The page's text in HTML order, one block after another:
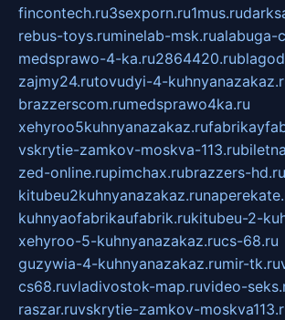
fincontech.ru3sexporn.ru1mus.ru
rebus-toys.ruminelab-msk.rualabuga-
medsprawo-4-ka.ru2864420.ru
zajmy24.rutovudyi-4-
brazzerscom.rumedsprawo4ka.ru
xehyroo5kuhnyanazakaz.ru
vskrytie-zamkov-moskva-113.ru
zed-online.rupimchax.rubrazzers-hd.ru
kitubeu2kuhnyanazakaz.ru
kuhnyaofabrikaufabrik.rukitubeu-2-
xehyroo-5-kuhnyanazakaz.rucs-68.ru
guzywia-4-kuhnyanazakaz.rumir-tk.ru
cs68.ruvladivostok-map.ruvideo-
raszar.ruvskrytie-zamkov-